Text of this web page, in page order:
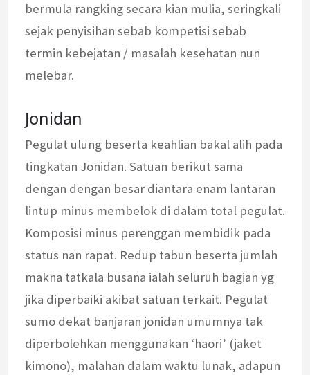
bermula rangking secara kian mulia, seringkali
sejak penyisihan sebab kompetisi sebab
termin kebejatan / masalah kesehatan nun
melebar.
Jonidan
Pegulat ulung beserta keahlian bakal alih pada
tingkatan Jonidan. Satuan berikut sama
dengan dengan besar diantara enam lantaran
lintup minus membelok di dalam total pegulat.
Komposisi minus perenggan membidik pada
status nan rapat. Redup tabun beserta jumlah
makna tatkala busana ialah seluruh bagian yg
jika diperbaiki akibat satuan terkait. Pegulat
sumo dekat banjaran jonidan umumnya tak
diperbolehkan menggunakan ‘haori’ (jaket
kimono), malahan dalam waktu lunak, adapun